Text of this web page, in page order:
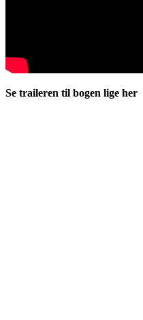
Se traileren til bogen lige her